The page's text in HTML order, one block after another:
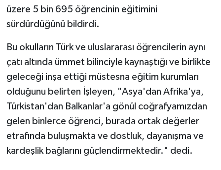
üzere 5 bin 695 öğrencinin eğitimini
sürdürdüğünü bildirdi.
Bu okulların Türk ve uluslararası öğrencilerin aynı
çatı altında ümmet bilinciyle kaynaştığı ve birlikte
geleceği inşa ettiği müstesna eğitim kurumları
olduğunu belirten İşleyen, "Asya'dan Afrika'ya,
Türkistan'dan Balkanlar'a gönül coğrafyamızdan
gelen binlerce öğrenci, burada ortak değerler
etrafında buluşmakta ve dostluk, dayanışma ve
kardeşlik bağlarını güçlendirmektedir." dedi.